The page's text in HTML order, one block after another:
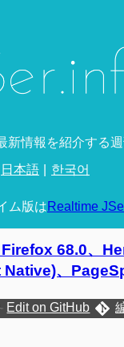
新情報を紹介する
日本語 한국어
ム版はRealtime
68.0、
、
Edit on GitHub